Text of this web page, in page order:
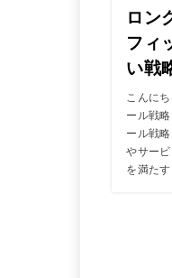
ロン
フィ
い戦
こんに
ール戦
ール戦
やサー
を満た